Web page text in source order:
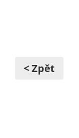
< Zpět